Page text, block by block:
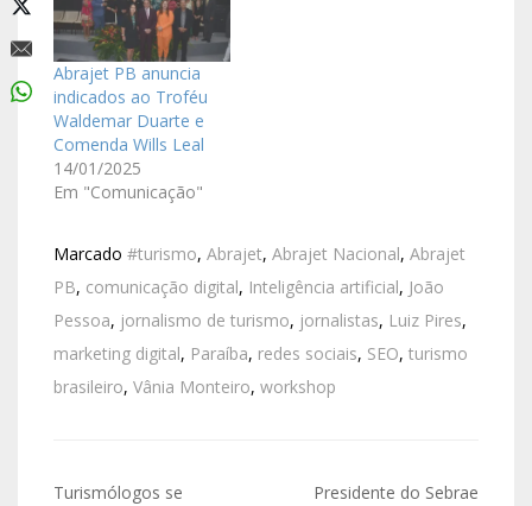
Abrajet PB anuncia
indicados ao Troféu
Waldemar Duarte e
Comenda Wills Leal
14/01/2025
Em "Comunicação"
Marcado #turismo, Abrajet, Abrajet Nacional, Abrajet
PB, comunicação digital, Inteligência artificial, João
Pessoa, jornalismo de turismo, jornalistas, Luiz Pires,
marketing digital, Paraíba, redes sociais, SEO, turismo
brasileiro, Vânia Monteiro, workshop
Turismólogos se
Presidente do Sebrae